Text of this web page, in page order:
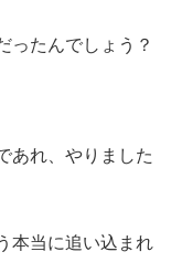
ったんでしょう？
あれ、やりました
本当に追い込まれ